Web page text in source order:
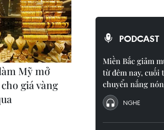
PODCAST
Miền Bắc giảm
từ đêm nay, cuối
chuyển nắng
NGHE